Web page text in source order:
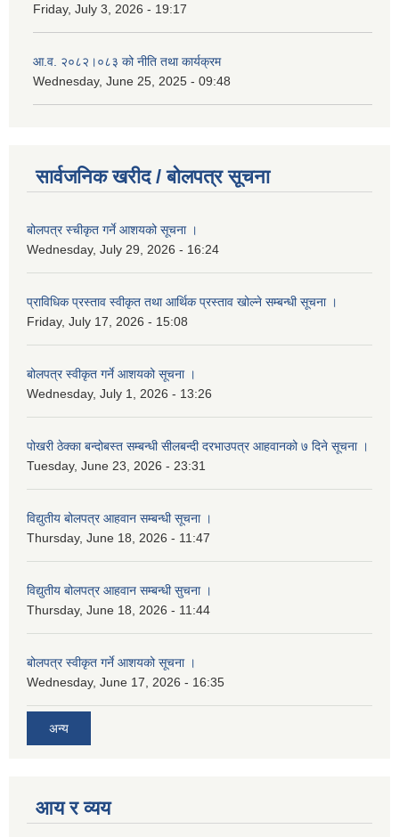
Friday, July 3, 2026 - 19:17
आ.व. २०८२।०८३ को नीति तथा कार्यक्रम
Wednesday, June 25, 2025 - 09:48
सार्वजनिक खरीद / बोलपत्र सूचना
बोलपत्र स्चीकृत गर्ने आशयको सूचना ।
Wednesday, July 29, 2026 - 16:24
प्राविधिक प्रस्ताव स्वीकृत तथा आर्थिक प्रस्ताव खोल्ने सम्बन्धी सूचना ।
Friday, July 17, 2026 - 15:08
बोलपत्र स्वीकृत गर्ने आशयको सूचना ।
Wednesday, July 1, 2026 - 13:26
पोखरी ठेक्का बन्दोबस्त सम्बन्धी सीलबन्दी दरभाउपत्र आहवानको ७ दिने सूचना ।
Tuesday, June 23, 2026 - 23:31
विद्युतीय बोलपत्र आहवान सम्बन्धी सूचना ।
Thursday, June 18, 2026 - 11:47
विद्युतीय बोलपत्र आहवान सम्बन्धी सुचना ।
Thursday, June 18, 2026 - 11:44
बोलपत्र स्वीकृत गर्ने आशयको सूचना ।
Wednesday, June 17, 2026 - 16:35
अन्य
आय र व्यय